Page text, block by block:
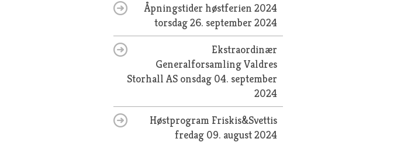
Åpningstider høstferien 2024
torsdag 26. september 2024
Ekstraordinær
Generalforsamling Valdres
Storhall AS onsdag 04. september
2024
Høstprogram Friskis&Svettis
fredag 09. august 2024